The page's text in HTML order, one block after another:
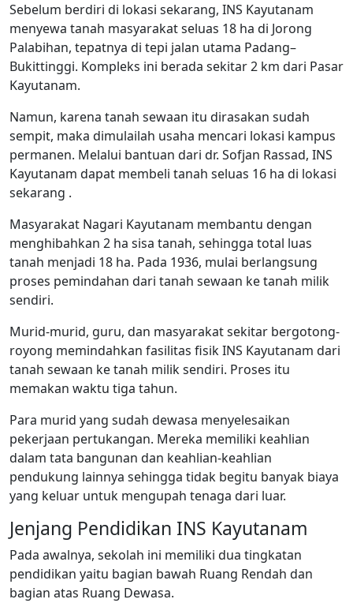
Sebelum berdiri di lokasi sekarang, INS Kayutanam
menyewa tanah masyarakat seluas 18 ha di Jorong
Palabihan, tepatnya di tepi jalan utama Padang–
Bukittinggi. Kompleks ini berada sekitar 2 km dari Pasar
Kayutanam.
Namun, karena tanah sewaan itu dirasakan sudah
sempit, maka dimulailah usaha mencari lokasi kampus
permanen. Melalui bantuan dari dr. Sofjan Rassad, INS
Kayutanam dapat membeli tanah seluas 16 ha di lokasi
sekarang .
Masyarakat Nagari Kayutanam membantu dengan
menghibahkan 2 ha sisa tanah, sehingga total luas
tanah menjadi 18 ha. Pada 1936, mulai berlangsung
proses pemindahan dari tanah sewaan ke tanah milik
sendiri.
Murid-murid, guru, dan masyarakat sekitar bergotong-
royong memindahkan fasilitas fisik INS Kayutanam dari
tanah sewaan ke tanah milik sendiri. Proses itu
memakan waktu tiga tahun.
Para murid yang sudah dewasa menyelesaikan
pekerjaan pertukangan. Mereka memiliki keahlian
dalam tata bangunan dan keahlian-keahlian
pendukung lainnya sehingga tidak begitu banyak biaya
yang keluar untuk mengupah tenaga dari luar.
Jenjang Pendidikan INS Kayutanam
Pada awalnya, sekolah ini memiliki dua tingkatan
pendidikan yaitu bagian bawah Ruang Rendah dan
bagian atas Ruang Dewasa.